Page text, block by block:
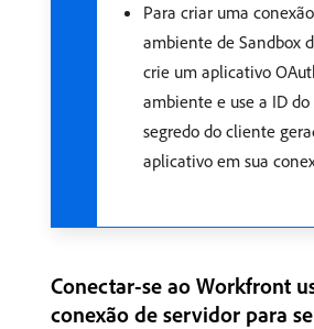
Para criar uma
ambiente de Sandbox
crie um aplicativo
ambiente e use a ID
segredo do cliente
aplicativo em sua
Conectar-se ao Workfront
conexão de servidor para